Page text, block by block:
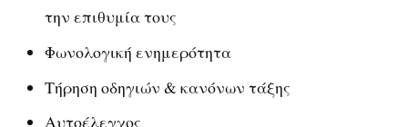
την επιθυμία τους
Φωνολογική ενημερότητα
Τήρηση οδηγιών & κανόνων τάξης
Αυτοέλεγχος